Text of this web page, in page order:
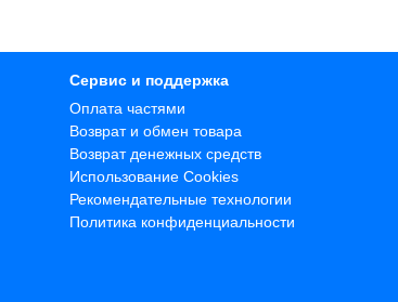
Сервис и поддержка
Оплата частями
Возврат и обмен товара
Возврат денежных средств
Использование Cookies
Рекомендательные технологии
Политика конфиденциальности